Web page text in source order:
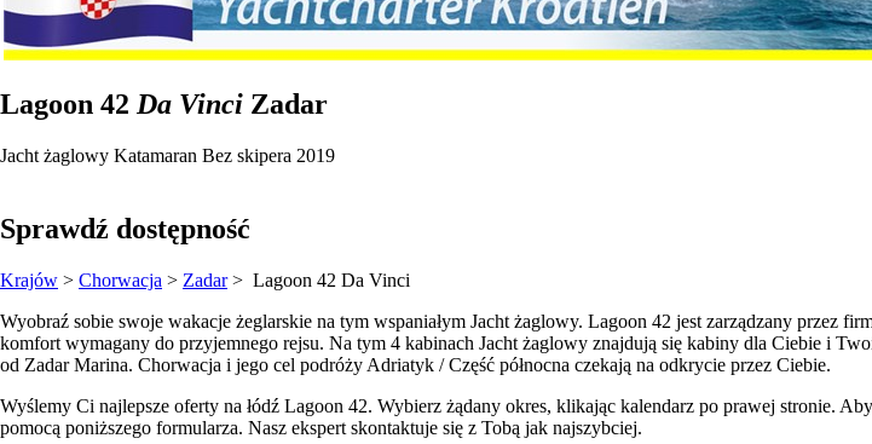
Lagoon 42 Da Vinci Zadar
Jacht żaglowy Katamaran Bez skipera 2019
Sprawdź dostępność
Krajów > Chorwacja > Zadar> Lagoon 42 Da Vinci
Wyobraź sobie swoje wakacje żeglarskie na tym wspaniałym Jacht żaglowy. Lagoon 42 jest zarządzany przez
komfort wymagany do przyjemnego rejsu. Na tym 4 kabinach Jacht żaglowy znajdują się kabiny dla Ciebie i
od Zadar Marina. Chorwacja i jego cel podróży Adriatyk / Część północna czekają na odkrycie przez Ciebie.
Wyślemy Ci najlepsze oferty na łódź Lagoon 42. Wybierz żądany okres, klikając kalendarz po prawej stronie.
pomocą poniższego formularza. Nasz ekspert skontaktuje się z Tobą jak najszybciej.